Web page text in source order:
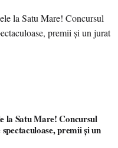
premii și un